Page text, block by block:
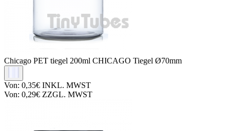
Chicago PET tiegel 200ml CHICAGO Tiegel Ø70mm
Von: 0,35€ INKL. MWST
Von: 0,29€ ZZGL. MWST